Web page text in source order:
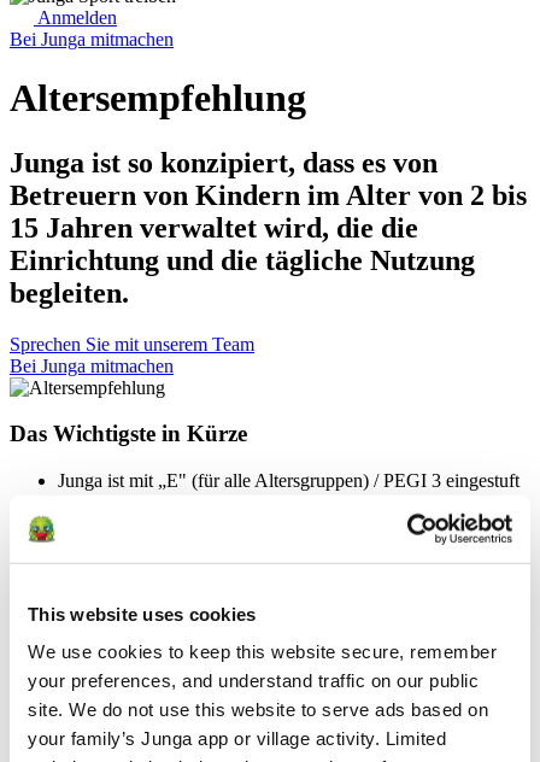
This website uses cookies
We use cookies to keep this website secure, remember
your preferences, and understand traffic on our public
site. We do not use this website to serve ads based on
your family’s Junga app or village activity. Limited
Anmelden
Bei Junga mitmachen
Altersempfehlung
Junga ist so konzipiert, dass es von
Betreuern von Kindern im Alter von 2 bis
15 Jahren verwaltet wird, die die
Einrichtung und die tägliche Nutzung
begleiten.
Sprechen Sie mit unserem Team
Bei Junga mitmachen
Das Wichtigste in Kürze
Junga ist mit „E" (für alle Altersgruppen) / PEGI 3 eingestuft
Unsere Inhalte und unser Erlebnis sind in erster Linie für
Kinder im Alter von 2 bis 15 Jahren konzipiert, doch Junga
Junga soll ein positiver, sicherer Ort sein, an dem sich Keeper
Selbstvertrauen und die gesunde Entwicklung ihrer Kinder
konzentrieren können.
Junga erlaubt keine Inhalte, die politische, religiöse,
gewalttätige, glücksspielbezogene, angstauslösende,
drogenbezogene oder trendorientierte Themen behandeln.